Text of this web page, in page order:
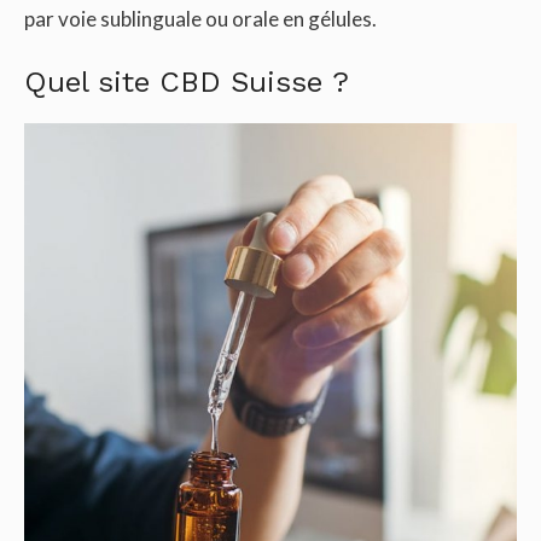
par voie sublinguale ou orale en gélules.
Quel site CBD Suisse ?